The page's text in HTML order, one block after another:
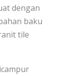
dengan
baku
tile